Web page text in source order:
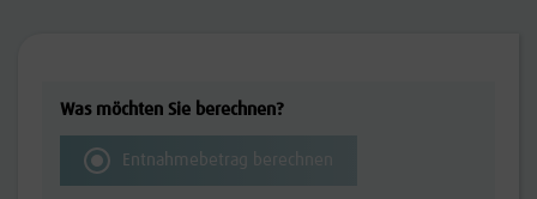
Was möchten Sie berechnen?
Entnahmebetrag berechnen